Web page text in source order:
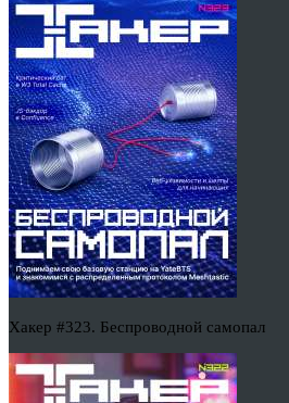
Хакер #323. Беспроводной самопал